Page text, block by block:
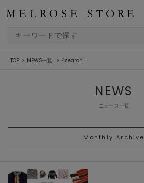
TOP NEWS一覧 4search=
NEWS
ニュース一覧
Monthly Archive